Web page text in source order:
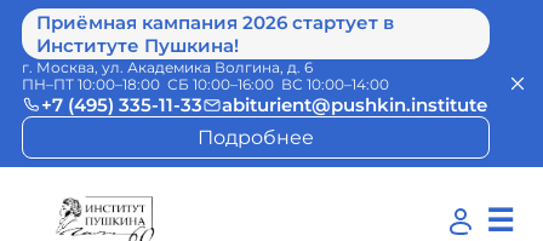
Приёмная кампания 2026 стартует в
Институте Пушкина!
г. Москва, ул. Академика Волгина, д. 6
ПН–ПТ 10:00–18:00 СБ 10:00–16:00 ВС 10:00–14:00
+7 (495) 335-11-33
abiturient@pushkin.institute
Подробнее
☰